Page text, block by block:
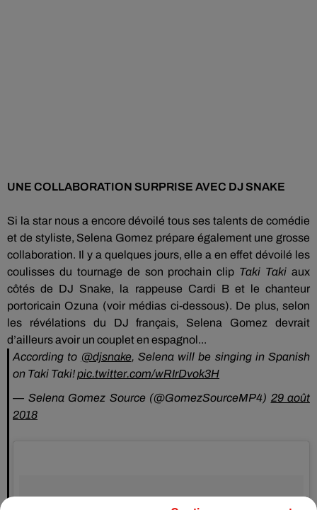
UNE COLLABORATION SURPRISE AVEC DJSNAKE
Si la star nous a encore dévoilé tous ses talents de comédie
et de styliste, Selena Gomez prépare également une grosse
collaboration. Il y a quelques jours, elle a en effet dévoilé les
coulisses du tournage de son prochain clip Taki Taki aux
côtés de DJ Snake, la rappeuse Cardi B et le chanteur
portoricain Ozuna (voir médias ci-dessous). De plus, selon
les révélations du DJ
français, Selena
Gomez devrait
d’ailleurs avoir un couplet en espagnol...
According to @djsnake, Selena will be singing in Spanish
on Taki Taki!pic.twitter.com/wRIrDvok3H
— Selena Gomez Source (@GomezSourceMP4) 29 août
2018